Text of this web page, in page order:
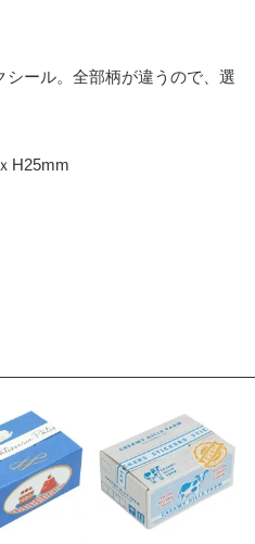
ール。全部柄が違うので、選
H25mm